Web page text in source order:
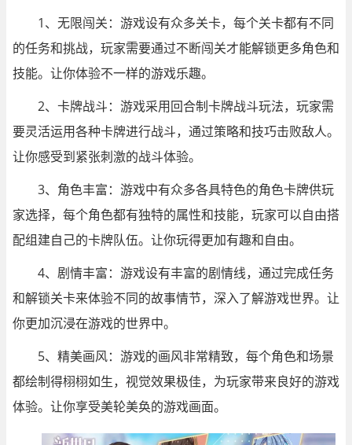
1、无限闯关：游戏设有众多关卡，每个关卡都有不同
的任务和挑战，玩家需要通过不断闯关才能解锁更多角色和
技能。让你体验不一样的游戏乐趣。
2、卡牌战斗：游戏采用回合制卡牌战斗玩法，玩家需
要灵活运用各种卡牌进行战斗，通过策略和技巧击败敌人。
让你感受到紧张刺激的战斗体验。
3、角色丰富：游戏中有众多各具特色的角色卡牌供玩
家选择，每个角色都有独特的属性和技能，玩家可以自由搭
配组建自己的卡牌队伍。让你玩得更加有趣和自由。
4、剧情丰富：游戏设有丰富的剧情线，通过完成任务
和解锁关卡来体验不同的故事情节，深入了解游戏世界。让
你更加沉浸在游戏的世界中。
5、精美画风：游戏的画风非常精致，每个角色和场景
都绘制得栩栩如生，视觉效果极佳，为玩家带来良好的游戏
体验。让你享受美轮美奂的游戏画面。